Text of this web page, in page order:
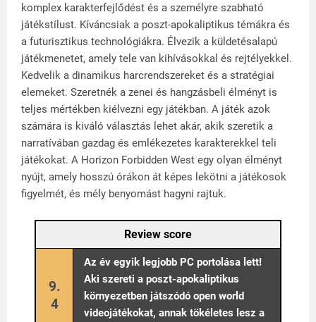
komplex karakterfejlődést és a személyre szabható
játékstílust. Kíváncsiak a poszt-apokaliptikus témákra és
a futurisztikus technológiákra. Élvezik a küldetésalapú
játékmenetet, amely tele van kihívásokkal és rejtélyekkel.
Kedvelik a dinamikus harcrendszereket és a stratégiai
elemeket. Szeretnék a zenei és hangzásbeli élményt is
teljes mértékben kiélvezni egy játékban. A játék azok
számára is kiváló választás lehet akár, akik szeretik a
narratívában gazdag és emlékezetes karakterekkel teli
játékokat. A Horizon Forbidden West egy olyan élményt
nyújt, amely hosszú órákon át képes lekötni a játékosok
figyelmét, és mély benyomást hagyni rajtuk.
Review score
9.
4
Az év egyik legjobb PC portolása lett!
Aki szereti a poszt-apokaliptikus
környezetben játszódó open world
videojátékokat, annak tökéletes lesz a